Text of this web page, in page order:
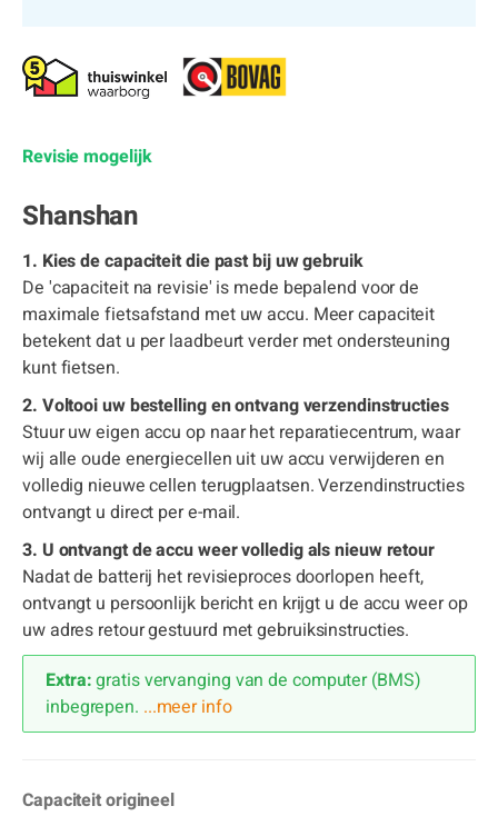
Revisie mogelijk
Shanshan
1. Kies de capaciteit die past bij uw gebruik
De 'capaciteit na revisie' is mede bepalend voor de
maximale fietsafstand met uw accu. Meer capaciteit
betekent dat u per laadbeurt verder met ondersteuning
kunt fietsen.
2. Voltooi uw bestelling en ontvang verzendinstructies
Stuur uw eigen accu op naar het reparatiecentrum, waar
wij alle oude energiecellen uit uw accu verwijderen en
volledig nieuwe cellen terugplaatsen. Verzendinstructies
ontvangt u direct per e-mail.
3. U ontvangt de accu weer volledig als nieuw retour
Nadat de batterij het revisieproces doorlopen heeft,
ontvangt u persoonlijk bericht en krijgt u de accu weer op
uw adres retour gestuurd met gebruiksinstructies.
Extra:gratis vervanging van de computer (BMS)
inbegrepen. ...meer info
Capaciteit origineel